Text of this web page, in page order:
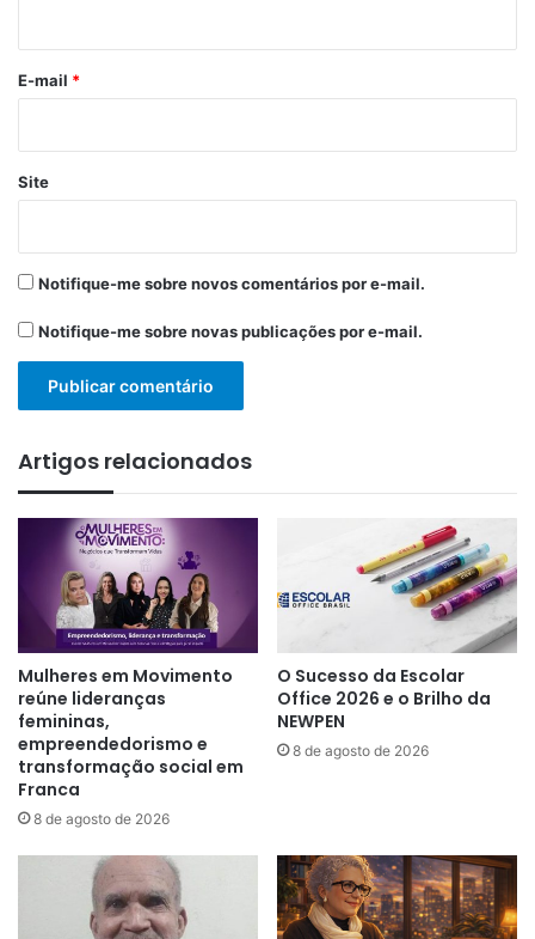
*
E-mail *
Site
Notifique-me sobre novos comentários por e-mail.
Notifique-me sobre novas publicações por e-mail.
Artigos relacionados
Mulheres em Movimento
reúne lideranças
femininas,
empreendedorismo e
transformação social em
Franca
8 de agosto de 2026
O Sucesso da Escolar
Office 2026 e o Brilho da
NEWPEN
8 de agosto de 2026